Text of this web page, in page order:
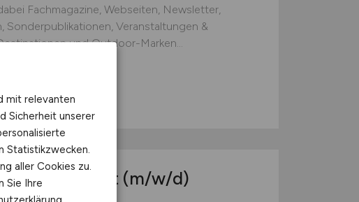
Fachmagazine, Webseiten, Newsletter,
Sonderpublikationen, Veranstaltungen &
und Outdoor-Marken...
(m/w/d)
mit relevanten
Sicherheit unserer
Statistikzwecken.
aller Cookies zu.
Sie Ihre